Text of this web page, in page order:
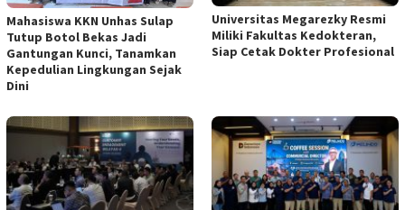
Mahasiswa KKN Unhas Sulap
Tutup Botol Bekas Jadi
Gantungan Kunci, Tanamkan
Kepedulian Lingkungan Sejak
Dini
Universitas Megarezky Resmi
Miliki Fakultas Kedokteran,
Siap Cetak Dokter Profesional